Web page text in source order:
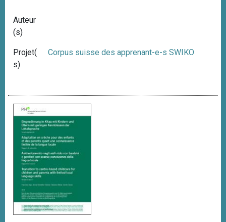
Auteur
(s)
Projet(
s)
Corpus suisse des apprenant-e-s SWIKO